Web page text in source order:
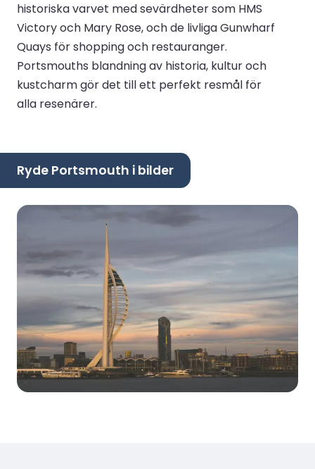
historiska varvet med sevärdheter som HMS
Victory och Mary Rose, och de livliga Gunwharf
Quays för shopping och restauranger.
Portsmouths blandning av historia, kultur och
kustcharm gör det till ett perfekt resmål för
alla resenärer.
Ryde Portsmouth i bilder